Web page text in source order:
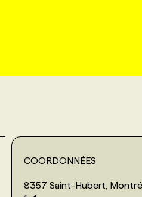
COORDONNÉES
8357 Saint-Hubert,